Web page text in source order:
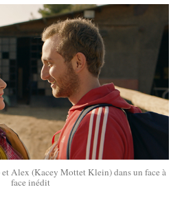
Alex (Kacey Mottet Klein) dans un face à
face inédit